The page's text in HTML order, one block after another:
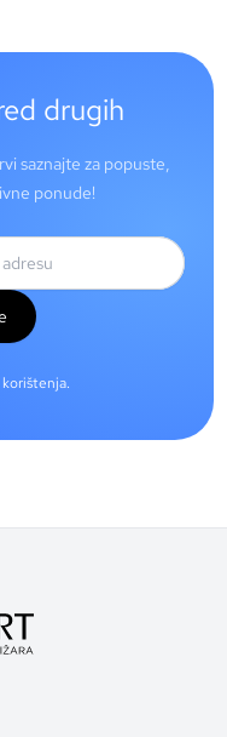
drugih
saznajte za popuste,
ponude!